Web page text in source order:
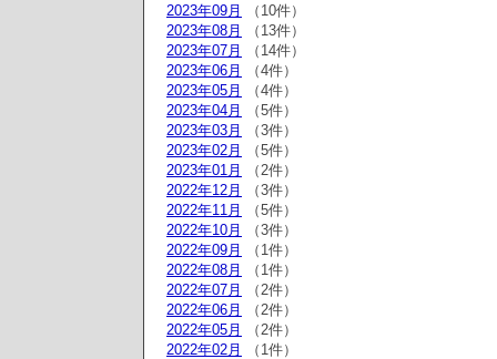
2023年09月
（10件）
2023年08月
（13件）
2023年07月
（14件）
2023年06月
（4件）
2023年05月
（4件）
2023年04月
（5件）
2023年03月
（3件）
2023年02月
（5件）
2023年01月
（2件）
2022年12月
（3件）
2022年11月
（5件）
2022年10月
（3件）
2022年09月
（1件）
2022年08月
（1件）
2022年07月
（2件）
2022年06月
（2件）
2022年05月
（2件）
2022年02月
（1件）